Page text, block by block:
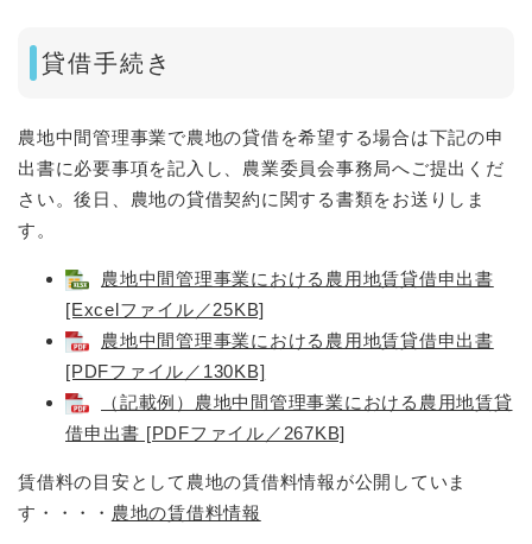
貸借手続き
農地中間管理事業で農地の貸借を希望する場合は下記の申
出書に必要事項を記入し、農業委員会事務局へご提出くだ
さい。後日、農地の貸借契約に関する書類をお送りしま
す。
農地中間管理事業における農用地賃貸借申出書
[Excelファイル／25KB]
農地中間管理事業における農用地賃貸借申出書
[PDFファイル／130KB]
（記載例）農地中間管理事業における農用地賃貸
借申出書 [PDFファイル／267KB]
賃借料の目安として農地の賃借料情報が公開していま
す・・・・ 農地の賃借料情報​